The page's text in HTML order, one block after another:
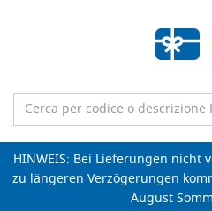
HINWEIS: Bei Lieferungen nicht
zu längeren Verzögerungen
August